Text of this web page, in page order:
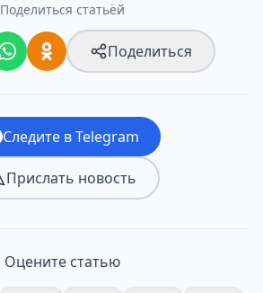
Поделиться статьёй
Поделиться
Следите в Telegram
Прислать новость
Оцените статью